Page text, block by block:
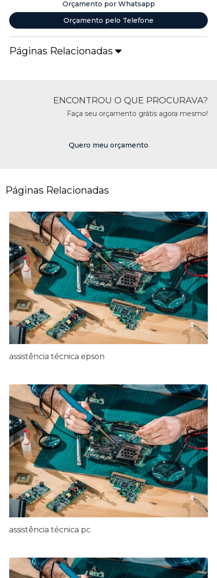
Orçamento por Whatsapp
Orçamento pelo Telefone
Páginas Relacionadas
ENCONTROU O QUE PROCURAVA?
Faça seu orçamento grátis agora mesmo!
Quero meu orçamento
Páginas Relacionadas
assistência técnica epson
assistência técnica pc